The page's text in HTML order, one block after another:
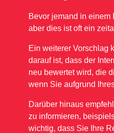
Bevor jemand in
aber dies ist oft ein
Ein weiterer Vorschlag
darauf ist, dass der
neu bewertet wird, die
wenn Sie aufgrund
Darüber hinaus
zu informieren,
wichtig, dass Sie Ihre